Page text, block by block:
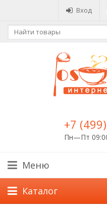
Вход
+7
Пн—Пт
Меню
Каталог